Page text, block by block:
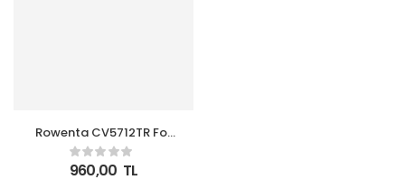
Rowenta CV5712TR For
Elite 2200 W Saç
Kurutma Makinesi
960,00 TL